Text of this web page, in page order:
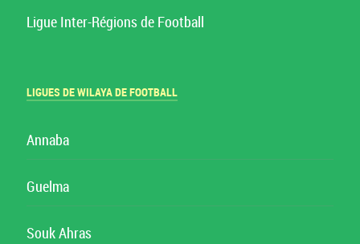
Ligue Inter-Régions de Football
LIGUES DE WILAYA DE FOOTBALL
Annaba
Guelma
Souk Ahras